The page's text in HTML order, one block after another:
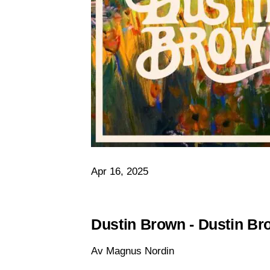
Apr 16, 2025
Dustin Brown - Dustin
Av Magnus Nordin